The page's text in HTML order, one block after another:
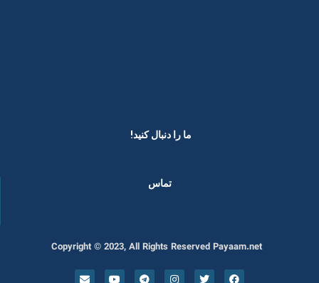
ما را دنبال کنید! ​
تماس
Copyright © 2023, All Rights Reserved Payaam.net